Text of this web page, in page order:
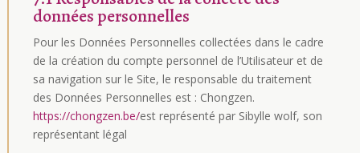
données personnelles
Pour les Données Personnelles collectées dans le cadre
de la création du compte personnel de l’Utilisateur et de
sa navigation sur le Site, le responsable du traitement
des Données Personnelles est : Chongzen.
https://chongzen.be/est représenté par Sibylle wolf, son
représentant légal